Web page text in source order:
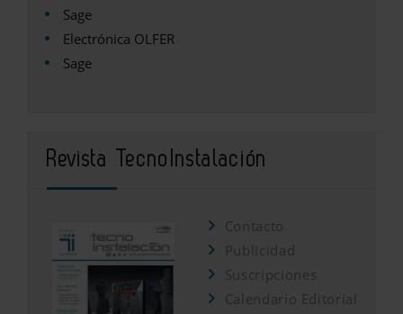
Sage
Electrónica OLFER
Sage
Revista TecnoInstalación
Contacto
Publicidad
Suscripciones
Calendario Editorial